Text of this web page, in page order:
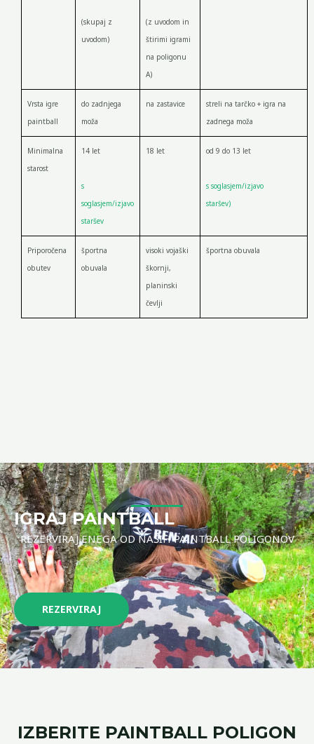
(skupaj z
uvodom)
(z uvodom in
štirimi igrami
na poligonu
A)
Vrsta igre
paintball
do zadnjega
moža
na zastavice
streli na tarčko + igra na
zadnega moža
Minimalna
starost
14 let
s
soglasjem/izjavo
staršev
18 let od 9 do 13 let
s soglasjem/izjavo
staršev)
Priporočena
obutev
športna
obuvala
visoki vojaški
škornji,
planinski
čevlji
športna obuvala
IGRAJ PAINTBALL
REZERVIRAJ ENEGA OD NAŠIH PAINTBALL POLIGONOV
REZERVIRAJ
IZBERITE PAINTBALL POLIGON